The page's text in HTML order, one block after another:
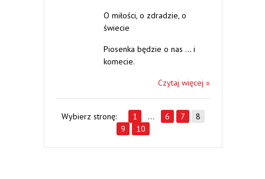
O miłości, o zdradzie, o
świecie
Piosenka będzie o nas … i
komecie.
Czytaj więcej »
Wybierz stronę: 1 … 6 7
8
9
10